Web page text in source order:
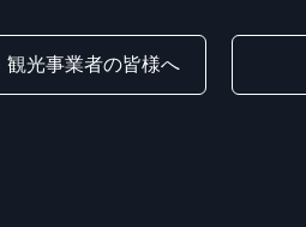
観光事業者の皆様へ